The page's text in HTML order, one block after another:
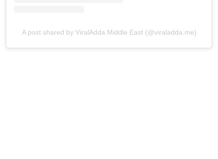
A post shared by ViralAdda Middle East (@viraladda.me)